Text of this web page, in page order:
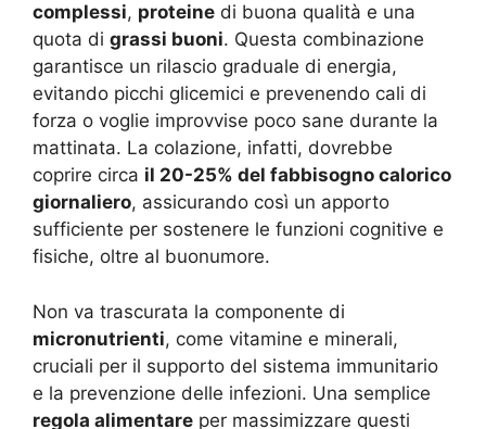
complessi, proteine di buona qualità e una
quota di grassi buoni. Questa combinazione
garantisce un rilascio graduale di energia,
evitando picchi glicemici e prevenendo cali di
forza o voglie improvvise poco sane durante la
mattinata. La colazione, infatti, dovrebbe
coprire circa il 20-25% del fabbisogno calorico
giornaliero, assicurando così un apporto
sufficiente per sostenere le funzioni cognitive e
fisiche, oltre al buonumore.
Non va trascurata la componente di
micronutrienti, come vitamine e minerali,
cruciali per il supporto del sistema immunitario
e la prevenzione delle infezioni. Una semplice
regola alimentare per massimizzare questi